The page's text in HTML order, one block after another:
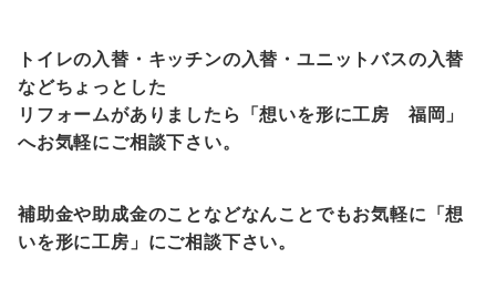
トイレの入替・キッチンの入替・ユニットバスの入替
などちょっとした
リフォームがありましたら「想いを形に工房 福岡」
へお気軽にご相談下さい。
補助金や助成金のことなどなんことでもお気軽に「想
いを形に工房」にご相談下さい。